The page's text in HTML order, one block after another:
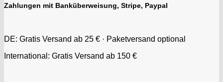
Zahlungen mit Banküberweisung, Stripe, Paypal
DE: Gratis Versand ab 25 € · Paketversand optional
International: Gratis Versand ab 150 €